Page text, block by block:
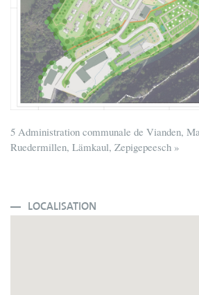
5 Administration communale de Vianden,
Ruedermillen, Lämkaul, Zepigepeesch »
LOCALISATION